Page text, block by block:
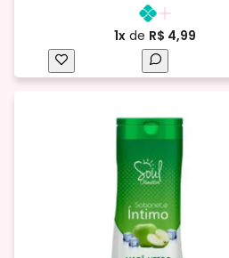
1x de R$ 4,99